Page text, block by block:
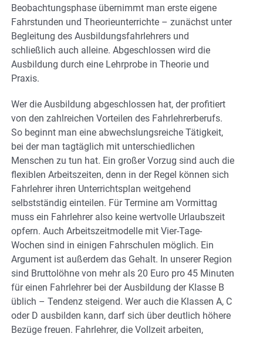
Beobachtungsphase übernimmt man erste eigene
Fahrstunden und Theorieunterrichte – zunächst unter
Begleitung des Ausbildungsfahrlehrers und
schließlich auch alleine. Abgeschlossen wird die
Ausbildung durch eine Lehrprobe in Theorie und
Praxis.
Wer die Ausbildung abgeschlossen hat, der profitiert
von den zahlreichen Vorteilen des Fahrlehrerberufs.
So beginnt man eine abwechslungsreiche Tätigkeit,
bei der man tagtäglich mit unterschiedlichen
Menschen zu tun hat. Ein großer Vorzug sind auch die
flexiblen Arbeitszeiten, denn in der Regel können sich
Fahrlehrer ihren Unterrichtsplan weitgehend
selbstständig einteilen. Für Termine am Vormittag
muss ein Fahrlehrer also keine wertvolle Urlaubszeit
opfern. Auch Arbeitszeitmodelle mit Vier-Tage-
Wochen sind in einigen Fahrschulen möglich. Ein
Argument ist außerdem das Gehalt. In unserer Region
sind Bruttolöhne von mehr als 20 Euro pro 45 Minuten
für einen Fahrlehrer bei der Ausbildung der Klasse B
üblich – Tendenz steigend. Wer auch die Klassen A, C
oder D ausbilden kann, darf sich über deutlich höhere
Bezüge freuen. Fahrlehrer, die Vollzeit arbeiten,